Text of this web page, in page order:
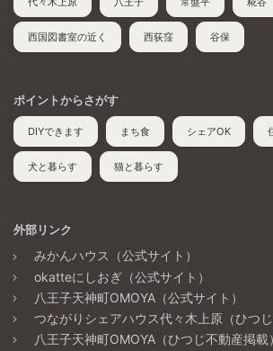
西国図書室の近く 西荻窪 谷保
ポイントからさがす
DIYできます まち食 シェアOK
犬と暮らす 猫と暮らす
外部リンク
みかんハウス（公式サイト）
okatteにしおぎ（公式サイト）
八王子天神町OMOYA（公式サイト）
つながりシェアハウス代々木上原（ひつじ
八王子天神町OMOYA（ひつじ不動産掲載）